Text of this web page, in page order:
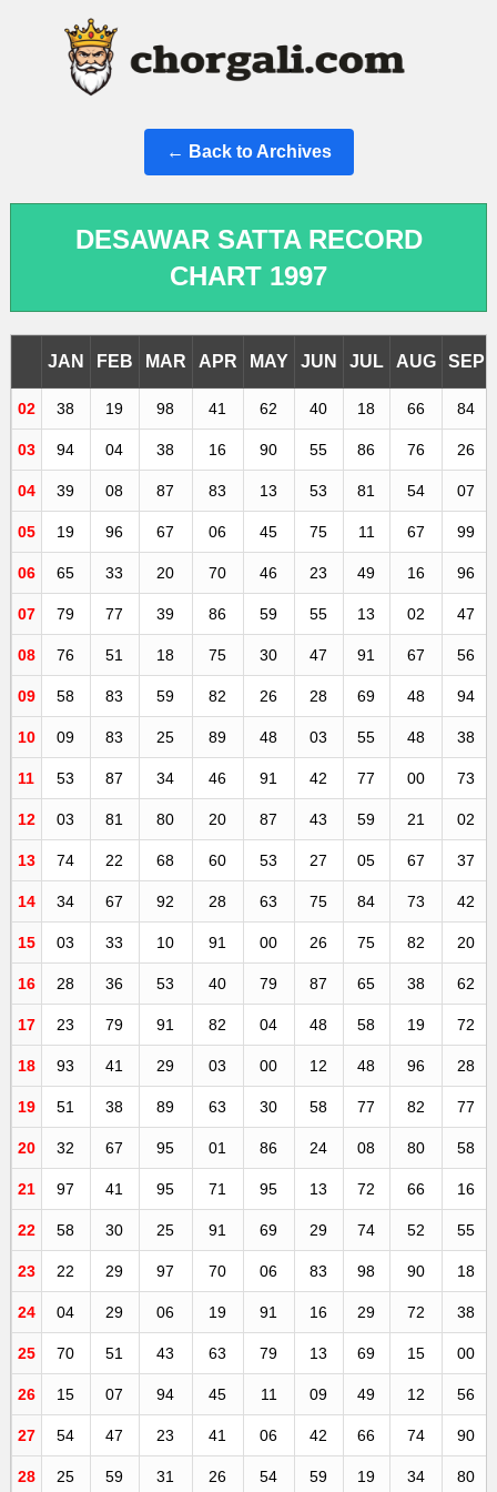
← Back to Archives
DESAWAR SATTA RECORD
CHART 1997
JAN FEB MAR APR MAY JUN JUL AUG SEP
02 38 19 98 41 62 40 18 66 84
03 94 04 38 16 90 55 86 76 26
04 39 08 87 83 13 53 81 54 07
05 19 96 67 06 45 75 11 67 99
06 65 33 20 70 46 23 49 16 96
07 79 77 39 86 59 55 13 02 47
08 76 51 18 75 30 47 91 67 56
09 58 83 59 82 26 28 69 48 94
10 09 83 25 89 48 03 55 48 38
11 53 87 34 46 91 42 77 00 73
12 03 81 80 20 87 43 59 21 02
13 74 22 68 60 53 27 05 67 37
14 34 67 92 28 63 75 84 73 42
15 03 33 10 91 00 26 75 82 20
16 28 36 53 40 79 87 65 38 62
17 23 79 91 82 04 48 58 19 72
18 93 41 29 03 00 12 48 96 28
19 51 38 89 63 30 58 77 82 77
20 32 67 95 01 86 24 08 80 58
21 97 41 95 71 95 13 72 66 16
22 58 30 25 91 69 29 74 52 55
23 22 29 97 70 06 83 98 90 18
24 04 29 06 19 91 16 29 72 38
25 70 51 43 63 79 13 69 15 00
26 15 07 94 45 11 09 49 12 56
27 54 47 23 41 06 42 66 74 90
28 25 59 31 26 54 59 19 34 80